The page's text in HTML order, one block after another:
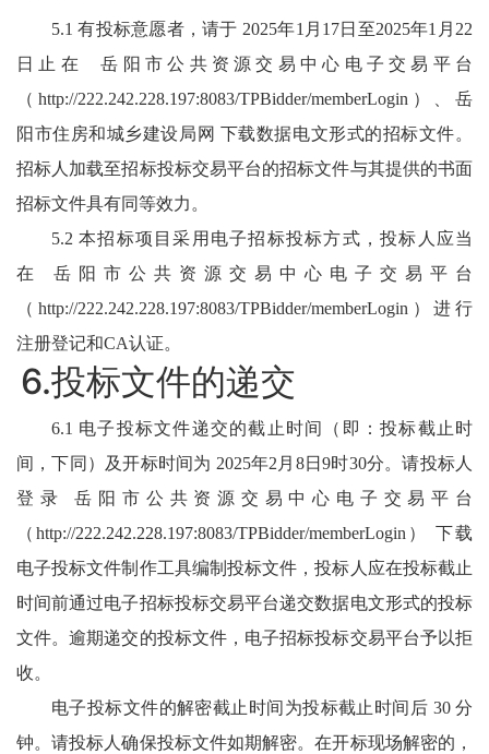
5.1 有投标意愿者，请于 2025年1月17日至2025年1月22
日止在岳阳市公共资源交易中心电子交易平台
（ http://222.242.228.197:8083/TPBidder/memberLogin ）、岳
阳市住房和城乡建设局网 下载数据电文形式的招标文件。
招标人加载至招标投标交易平台的招标文件与其提供的书面
招标文件具有同等效力。
5.2 本招标项目采用电子招标投标方式，投标人应当
在 岳阳市公共资源交易中心电子交易平台
（ http://222.242.228.197:8083/TPBidder/memberLogin ）进行
注册登记和CA认证。
6.投标文件的递交
6.1 电子投标文件递交的截止时间（即：投标截止时
间，下同）及开标时间为 2025年2月8日9时30分。请投标人
登录 岳阳市公共资源交易中心电子交易平台
（http://222.242.228.197:8083/TPBidder/memberLogin ） 下载
电子投标文件制作工具编制投标文件，投标人应在投标截止
时间前通过电子招标投标交易平台递交数据电文形式的投标
文件。逾期递交的投标文件，电子招标投标交易平台予以拒
收。
电子投标文件的解密截止时间为投标截止时间后 30 分
钟。请投标人确保投标文件如期解密。在开标现场解密的，